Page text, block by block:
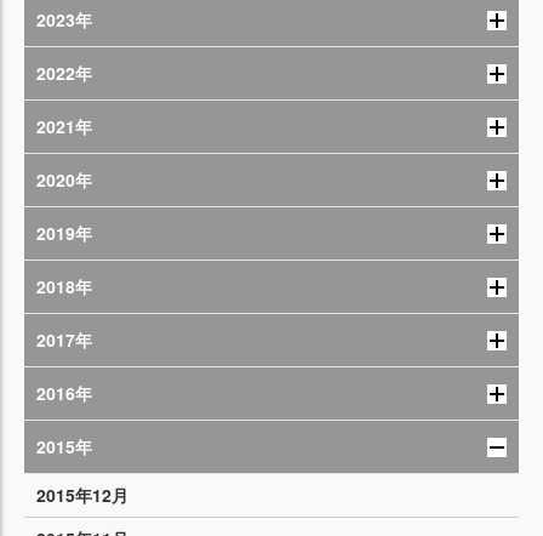
2023年
2022年
2021年
2020年
2019年
2018年
2017年
2016年
2015年
2015年12月